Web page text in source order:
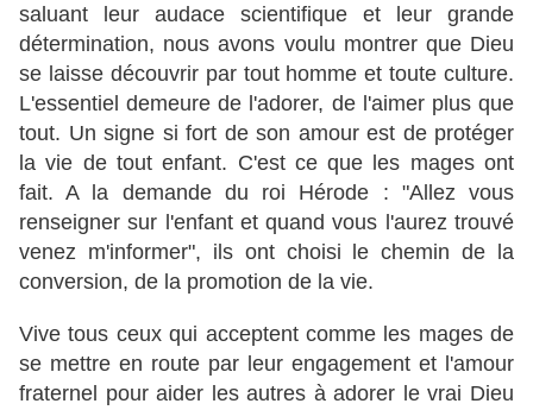
saluant leur audace scientifique et leur grande
détermination, nous avons voulu montrer que Dieu
se laisse découvrir par tout homme et toute culture.
L'essentiel demeure de l'adorer, de l'aimer plus que
tout. Un signe si fort de son amour est de protéger
la vie de tout enfant. C'est ce que les mages ont
fait. A la demande du roi Hérode : "Allez vous
renseigner sur l'enfant et quand vous l'aurez trouvé
venez m'informer", ils ont choisi le chemin de la
conversion, de la promotion de la vie.
Vive tous ceux qui acceptent comme les mages de
se mettre en route par leur engagement et l'amour
fraternel pour aider les autres à adorer le vrai Dieu